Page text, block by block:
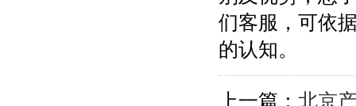
们客服，可依
的认知。
上一篇： 北京